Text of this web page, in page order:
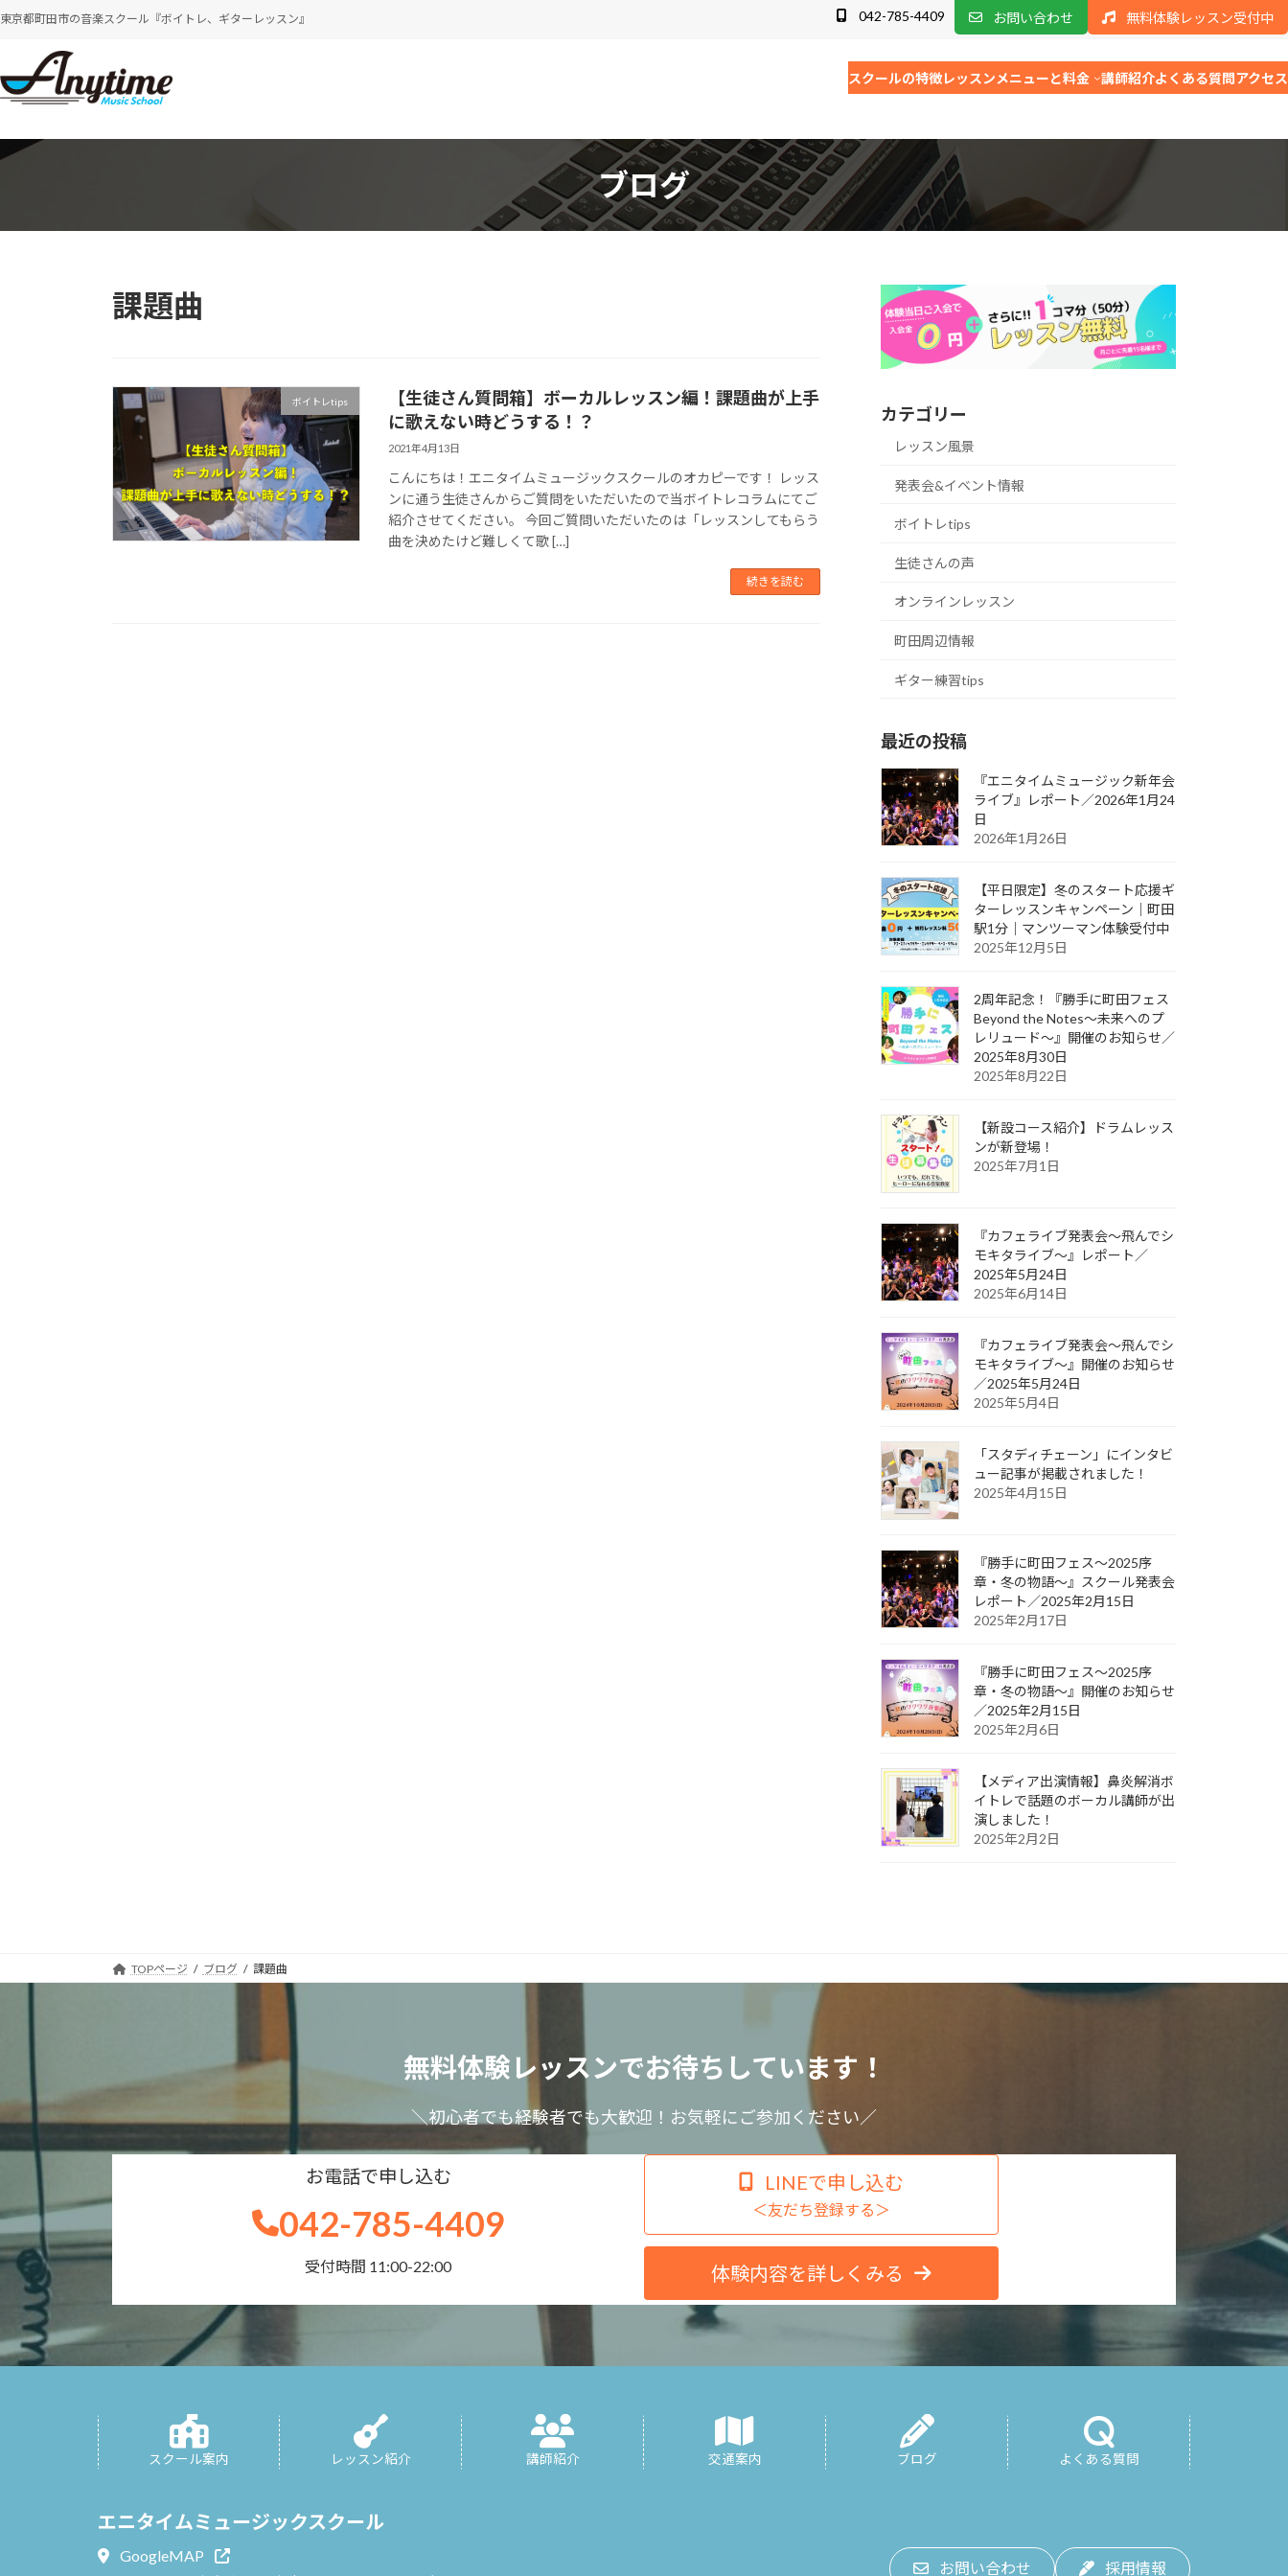
コ
ン
ツ
ス
ナ
ー
シ
ン
東京都町田市の音楽スクール『ボイトレ、ギターレッスン』 042-785-4409 お問い合わせ 無料体験レッスン受付中
スクールの特徴レッスンメニューと料金 講師紹介よくある質問アクセス
ブログ
課題曲
ボイトレtips
【生徒さん質問箱】ボーカルレッスン編！課題曲が上手
に歌えない時どうする！？
2021年4月13日
こんにちは！エニタイムミュージックスクールのオカピーです！ レッス
ンに通う生徒さんからご質問をいただいたので当ボイトレコラムにてご
紹介させてください。 今回ご質問いただいたのは「レッスンしてもらう
曲を決めたけど難しくて歌 […]
続きを読む
カテゴリー
レッスン風景
発表会&イベント情報
ボイトレtips
生徒さんの声
オンラインレッスン
町田周辺情報
ギター練習tips
最近の投稿
『エニタイムミュージック新年会
ライブ』レポート／2026年1月24
日
2026年1月26日
【平日限定】冬のスタート応援ギ
ターレッスンキャンペーン｜町田
駅1分｜マンツーマン体験受付中
2025年12月5日
2周年記念！『勝手に町田フェス
Beyond the Notes～未来へのプ
レリュード～』開催のお知らせ／
2025年8月30日
2025年8月22日
【新設コース紹介】ドラムレッス
ンが新登場！
2025年7月1日
『カフェライブ発表会〜飛んでシ
モキタライブ〜』レポート／
2025年5月24日
2025年6月14日
『カフェライブ発表会〜飛んでシ
モキタライブ〜』開催のお知らせ
／2025年5月24日
2025年5月4日
「スタディチェーン」にインタビ
ュー記事が掲載されました！
2025年4月15日
『勝手に町田フェス〜2025序
章・冬の物語〜』スクール発表会
レポート／2025年2月15日
2025年2月17日
『勝手に町田フェス〜2025序
章・冬の物語〜』開催のお知らせ
／2025年2月15日
2025年2月6日
【メディア出演情報】鼻炎解消ボ
イトレで話題のボーカル講師が出
演しました！
2025年2月2日
TOPページ ブログ 課題曲
無料体験レッスンでお待ちしています！
＼初心者でも経験者でも大歓迎！ お気軽にご参加ください／
お電話で申し込む
042-785-4409
受付時間 11:00-22:00
LINEで申し込む
＜友だち登録する＞
体験内容を詳しくみる
スクール案内 レッスン紹介 講師紹介 交通案内 ブログ よくある質問
エニタイムミュージックスクール
GoogleMAP
お問い合わせ 採用情報